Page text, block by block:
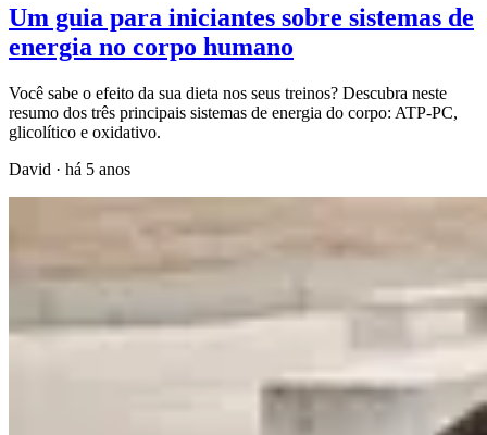
Um guia para iniciantes sobre sistemas de
energia no corpo humano
Você sabe o efeito da sua dieta nos seus treinos? Descubra neste
resumo dos três principais sistemas de energia do corpo: ATP-PC,
glicolítico e oxidativo.
David · há 5 anos